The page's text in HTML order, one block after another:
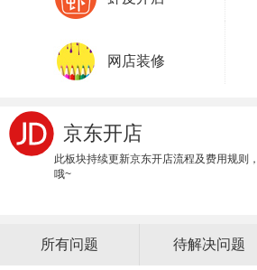
网店装修
京东开店
此板块持续更新京东开店流程及费用规则
哦~
所有问题 待解决问题